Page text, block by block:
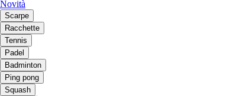
Novità
Scarpe
Racchette
Tennis
Padel
Badminton
Ping pong
Squash